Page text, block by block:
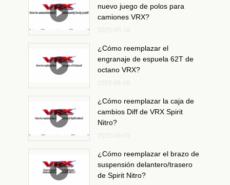
nuevo juego de polos para
camiones VRX?
¿Cómo reemplazar el
engranaje de espuela 62T de
octano VRX?
¿Cómo reemplazar la caja de
cambios Diff de VRX Spirit
Nitro?
¿Cómo reemplazar el brazo de
suspensión delantero/trasero
de Spirit Nitro?